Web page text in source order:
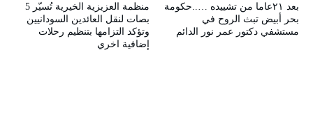
منظمة العزيزية الخيرية تُسيّر 5
بصات لنقل العائدين السودانيين
وتؤكد التزامها بتنظيم رحلات
إضافية اخري
بعد ٢١عاما من تشييده …..حكومة
بحر أبيض تبث الروح في
مستشفي دكتور عمر نور الدائم